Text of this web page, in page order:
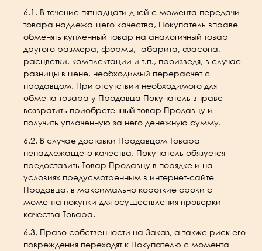
6.1. В течение пятнадцати дней с момента передачи
товара надлежащего качества, Покупатель вправе
обменять купленный товар на аналогичный товар
другого размера, формы, габарита, фасона,
расцветки, комплектации и т.п., произведя, в случае
разницы в цене, необходимый перерасчет с
продавцом. При отсутствии необходимого для
обмена товара у Продавца Покупатель вправе
возвратить приобретенный товар Продавцу и
получить уплаченную за него денежную сумму.
6.2. В случае доставки Продавцом Товара
ненадлежащего качества, Покупатель обязуется
предоставить Товар Продавцу в порядке и на
условиях предусмотренным в интернет-сайте
Продавца, в максимально короткие сроки с
момента покупки для осуществления проверки
качества Товара.
6.3. Право собственности на Заказ, а также риск его
повреждения переходят к Покупателю с момента